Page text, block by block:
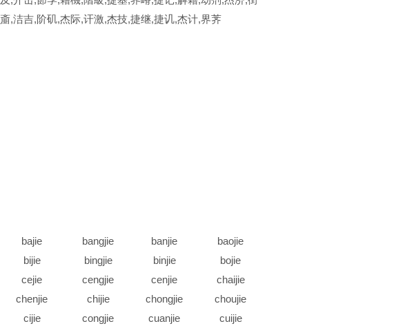
,洁吉,阶矶,杰际,讦激,杰技,捷继,捷讥,杰计,界荠
bajie bangjie banjie
baojie
bijie bingjie binjie
bojie
cejie cengjie cenjie
chaijie
chenjie chijie chongjie
choujie
cijie congjie cuanjie cuijie